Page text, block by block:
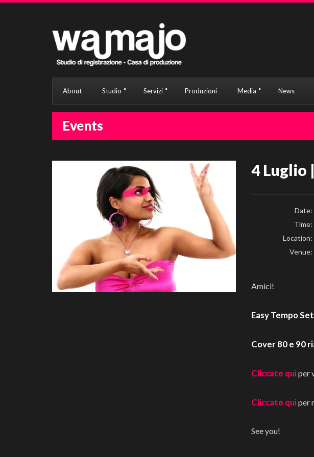
About Studio Servizi Produzioni Media News
Events
4 Luglio
Date:
Time:
Location:
Venue:
Amici!
Easy Tempo Set
Cover 80 e 90
Cliccate quiper
Cliccate quiper
See you!